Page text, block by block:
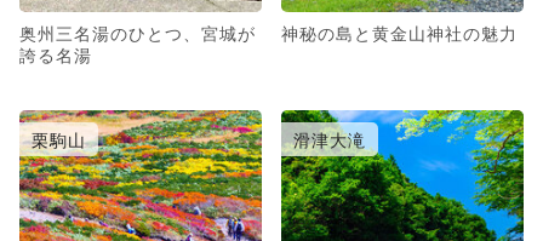
奥州三名湯のひとつ、宮城が
誇る名湯
神秘の島と黄金山神社の魅力
栗駒山 滑津大滝